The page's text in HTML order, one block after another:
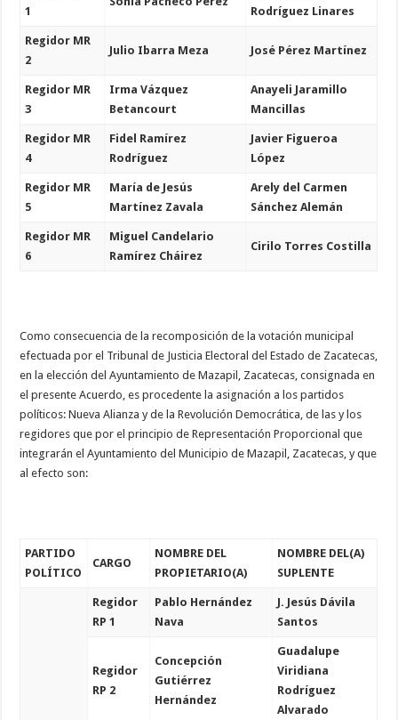
1
Rodríguez Linares
Regidor MR
2
Julio Ibarra Meza José Pérez Martínez
Regidor MR
3
Irma Vázquez
Betancourt
Anayeli Jaramillo
Mancillas
Regidor MR
4
Fidel Ramírez
Rodríguez
Javier Figueroa
López
Regidor MR
5
María de Jesús
Martínez Zavala
Arely del Carmen
Sánchez Alemán
Regidor MR
6
Miguel Candelario
Ramírez Cháirez
Cirilo Torres Costilla
Como consecuencia de la recomposición de la votación municipal
efectuada por el Tribunal de Justicia Electoral del Estado de Zacatecas,
en la elección del Ayuntamiento de Mazapil, Zacatecas, consignada en
el presente Acuerdo, es procedente la asignación a los partidos
políticos: Nueva Alianza y de la Revolución Democrática, de las y los
regidores que por el principio de Representación Proporcional que
integrarán el Ayuntamiento del Municipio de Mazapil, Zacatecas, y que
al efecto son:
PARTIDO
POLÍTICO
CARGO
NOMBRE DEL
PROPIETARIO(A)
NOMBRE DEL(A)
SUPLENTE
Regidor
RP 1
Pablo Hernández
Nava
J. Jesús Dávila
Santos
Regidor
RP 2
Concepción
Gutiérrez
Hernández
Guadalupe
Viridiana
Rodríguez
Alvarado